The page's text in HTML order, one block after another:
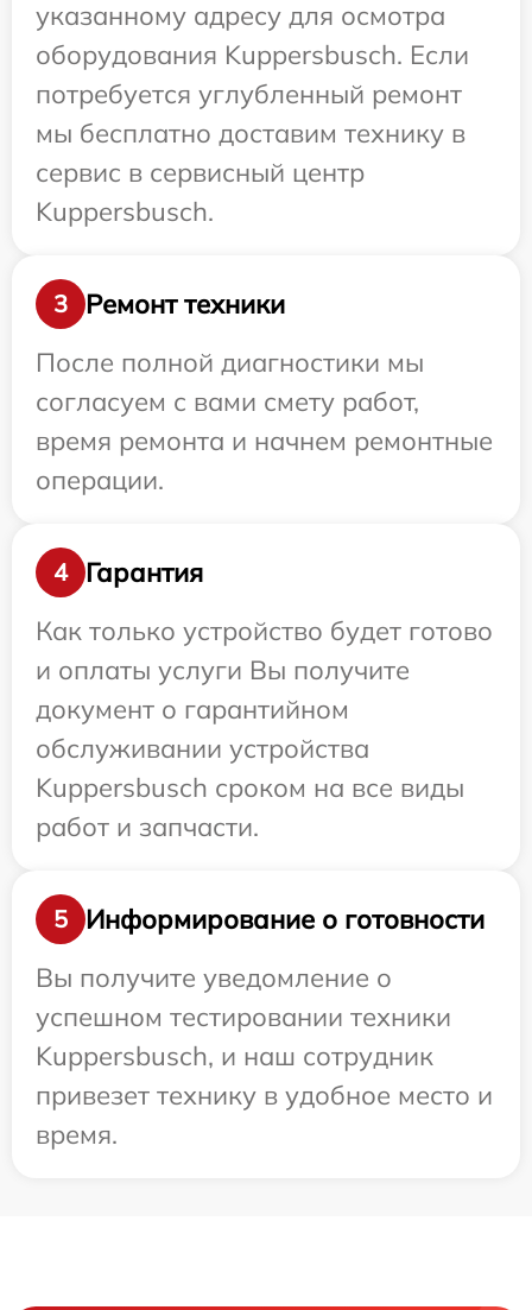
указанному адресу для осмотра
оборудования Kuppersbusch. Если
потребуется углубленный ремонт
мы бесплатно доставим технику в
сервис в сервисный центр
Kuppersbusch.
3
Ремонт техники
После полной диагностики мы
согласуем с вами смету работ,
время ремонта и начнем ремонтные
операции.
4
Гарантия
Как только устройство будет готово
и оплаты услуги Вы получите
документ о гарантийном
обслуживании устройства
Kuppersbusch сроком на все виды
работ и запчасти.
5
Информирование о готовности
Вы получите уведомление о
успешном тестировании техники
Kuppersbusch, и наш сотрудник
привезет технику в удобное место и
время.